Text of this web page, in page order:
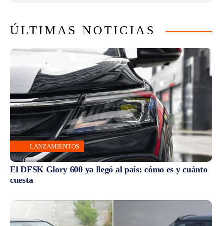
ÚLTIMAS NOTICIAS
LANZAMIENTOS
El DFSK Glory 600 ya llegó al país: cómo es y cuánto
cuesta